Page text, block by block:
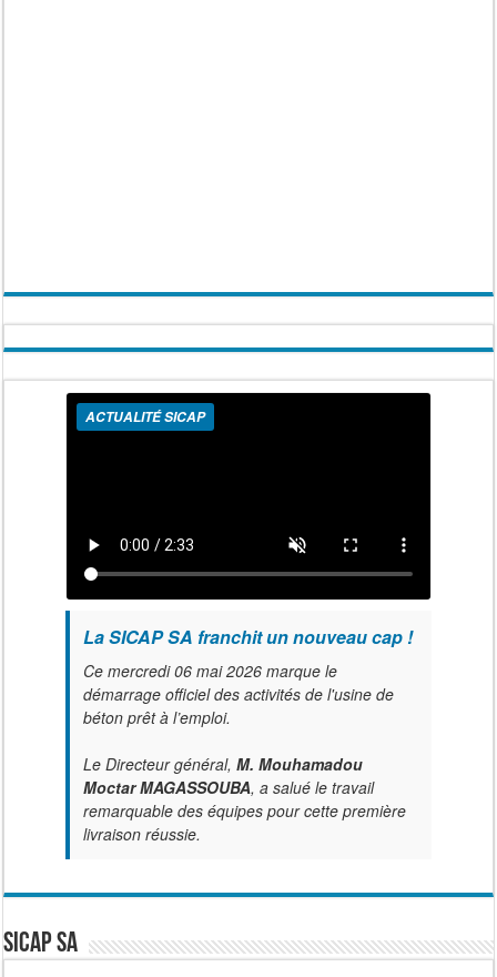
ACTUALITÉ SICAP
La SICAP SA franchit un nouveau cap !
Ce mercredi 06 mai 2026 marque le
démarrage officiel des activités de l'usine de
béton prêt à l’emploi.
Le Directeur général, M. Mouhamadou
Moctar MAGASSOUBA, a salué le travail
remarquable des équipes pour cette première
livraison réussie.
SICAP SA